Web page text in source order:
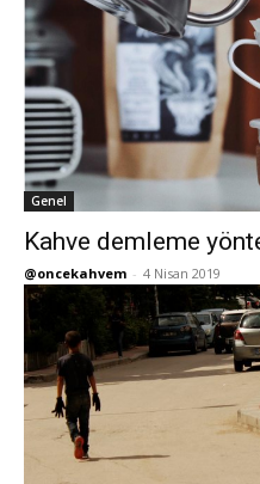
Genel
Kahve demleme
@oncekahvem - 4 Nisan 2019